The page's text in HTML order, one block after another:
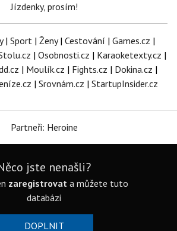
Jízdenky, prosím!
| Sport | Ženy| Cestování | Games.cz |
| Osobnosti.cz | Karaoketexty.cz |
| Moulík.cz | Fights.cz | Dokina.cz |
| Srovnám.cz | StartupInsider.cz
Partneři: Heroine
jste nenašli?
zaregistrovat a můžete tuto
databázi
DOPLNIT